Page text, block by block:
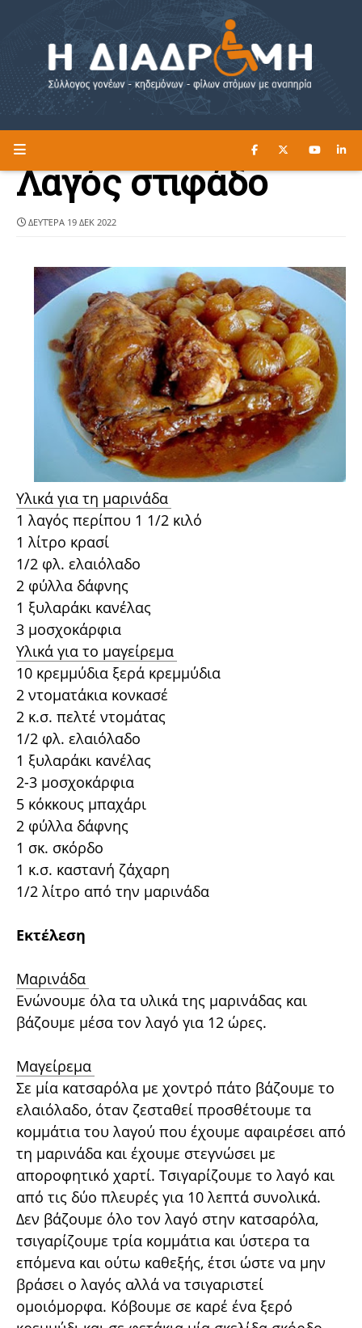
Η ΔΙΑΔΡΟΜΗ ΔΙΑΒΑΣΤΕ ΕΔΩ ►
Λαγός στιφάδο
ΔΕΥΤΈΡΑ 19 ΔΕΚ 2022
Υλικά για τη μαρινάδα
1 λαγός περίπου 1 1/2 κιλό
1 λίτρο κρασί
1/2 φλ. ελαιόλαδο
2 φύλλα δάφνης
1 ξυλαράκι κανέλας
3 μοσχοκάρφια
Υλικά για το μαγείρεμα
10 κρεμμύδια ξερά κρεμμύδια
2 ντοματάκια κονκασέ
2 κ.σ. πελτέ ντομάτας
1/2 φλ. ελαιόλαδο
1 ξυλαράκι κανέλας
2-3 μοσχοκάρφια
5 κόκκους μπαχάρι
2 φύλλα δάφνης
1 σκ. σκόρδο
1 κ.σ. καστανή ζάχαρη
1/2 λίτρο από την μαρινάδα
Εκτέλεση
Μαρινάδα
Ενώνουμε όλα τα υλικά της μαρινάδας και
βάζουμε μέσα τον λαγό για 12 ώρες.
Μαγείρεμα
Σε μία κατσαρόλα με χοντρό πάτο βάζουμε το
ελαιόλαδο, όταν ζεσταθεί προσθέτουμε τα
κομμάτια του λαγού που έχουμε αφαιρέσει από
τη μαρινάδα και έχουμε στεγνώσει με
αποροφητικό χαρτί. Τσιγαρίζουμε το λαγό και
από τις δύο πλευρές για 10 λεπτά συνολικά.
Δεν βάζουμε όλο τον λαγό στην κατσαρόλα,
τσιγαρίζουμε τρία κομμάτια και ύστερα τα
επόμενα και ούτω καθεξής, έτσι ώστε να μην
βράσει ο λαγός αλλά να τσιγαριστεί
ομοιόμορφα. Κόβουμε σε καρέ ένα ξερό